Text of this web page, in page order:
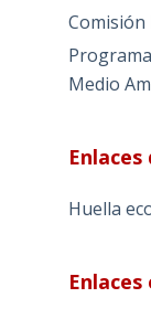
Comisión
Medio
Huella